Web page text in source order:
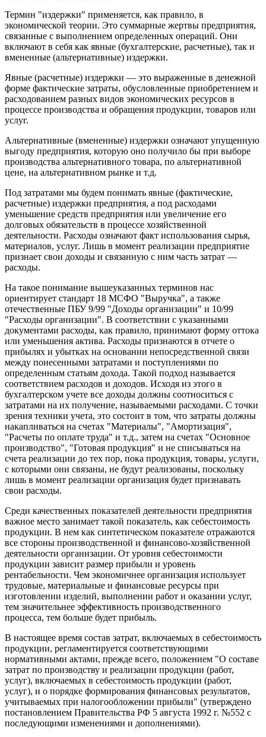
Термин "издержки" применяется, как правило, в
экономической теории. Это суммарные жертвы предприятия,
связанные с выполнением определенных операций. Они
включают в себя как явные (бухгалтерские, расчетные), так и
вмененные (альтернативные) издержки.
Явные (расчетные) издержки — это выраженные в денежной
форме фактические затраты, обусловленные приобретением и
расходованием разных видов экономических ресурсов в
процессе производства и обращения продукции, товаров или
услуг.
Альтернативные (вмененные) издержки означают упущенную
выгоду предприятия, которую оно получило бы при выборе
производства альтернативного товара, по альтернативной
цене, на альтернативном рынке и т.д.
Под затратами мы будем понимать явные (фактические,
расчетные) издержки предприятия, а под расходами
уменьшение средств предприятия или увеличение его
долговых обязательств в процессе хозяйственной
деятельности. Расходы означают факт использования сырья,
материалов, услуг. Лишь в момент реализации предприятие
признает свои доходы и связанную с ним часть затрат —
расходы.
На такое понимание вышеуказанных терминов нас
ориентирует стандарт 18 МСФО "Выручка", а также
отечественные ПБУ 9/99 "Доходы организации" и 10/99
"Расходы организации". В соответствии с указанными
документами расходы, как правило, принимают форму оттока
или уменьшения актива. Расходы признаются в отчете о
прибылях и убытках на основании непосредственной связи
между понесенными затратами и поступлениями по
определенным статьям дохода. Такой подход называется
соответствием расходов и доходов. Исходя из этого в
бухгалтерском учете все доходы должны соотноситься с
затратами на их получение, называемыми расходами. С точки
зрения техники учета, это состоит в том, что затраты должны
накапливаться на счетах "Материалы", "Амортизация",
"Расчеты по оплате труда" и т.д., затем на счетах "Основное
производство", "Готовая продукция" и не списываться на
счета реализации до тех пор, пока продукция, товары, услуги,
с которыми они связаны, не будут реализованы, поскольку
лишь в момент реализации организация будет признавать
свои расходы.
Среди качественных показателей деятельности предприятия
важное место занимает такой показатель, как себестоимость
продукции. В нем как синтетическом показателе отражаются
все стороны производственной и финансово-хозяйственной
деятельности организации. От уровня себестоимости
продукции зависит размер прибыли и уровень
рентабельности. Чем экономичнее организация использует
трудовые, материальные и финансовые ресурсы при
изготовлении изделий, выполнении работ и оказании услуг,
тем значительнее эффективность производственного
процесса, тем больше будет прибыль.
В настоящее время состав затрат, включаемых в себестоимость
продукции, регламентируется соответствующими
нормативными актами, прежде всего, положением "О составе
затрат по производству и реализации продукции (работ,
услуг), включаемых в себестоимость продукции (работ,
услуг), и о порядке формирования финансовых результатов,
учитываемых при налогообложении прибыли" (утверждено
постановлением Правительства РФ 5 августа 1992 г. №552 с
последующими изменениями и дополнениями).